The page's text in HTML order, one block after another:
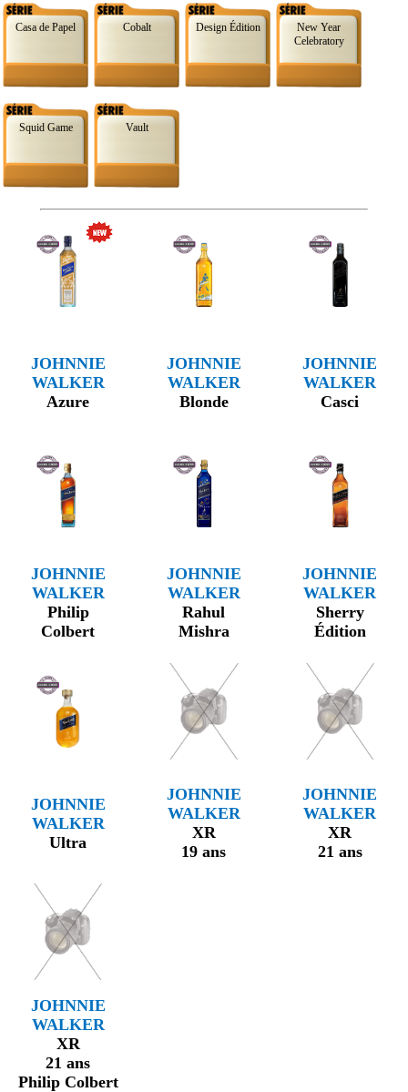
Casa de Papel Cobalt Design Édition
New Year
Celebratory
Squid Game Vault
JOHNNIE
WALKER
Azure
JOHNNIE
WALKER
Blonde
JOHNNIE
WALKER
Casci
JOHNNIE
WALKER
Philip
Colbert
JOHNNIE
WALKER
Rahul
Mishra
JOHNNIE
WALKER
Sherry
Édition
JOHNNIE
WALKER
Ultra
JOHNNIE
WALKER
XR
19 ans
JOHNNIE
WALKER
XR
21 ans
JOHNNIE
WALKER
XR
21 ans
Philip Colbert